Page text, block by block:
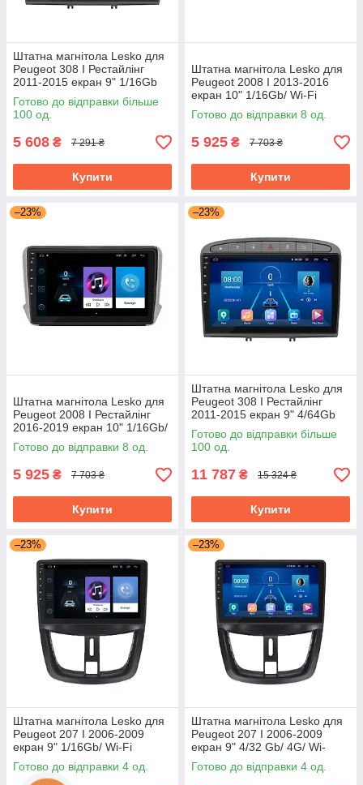
Штатна магнітола Lesko для
Peugeot 308 I Рестайлінг
2011-2015 екран 9" 1/16Gb
Grey/Wi-Fi Optima GPS
Android
Готово до відправки більше
100 од.
5 608 ₴ 7 291 ₴
Купити
Штатна магнітола Lesko для
Peugeot 2008 I 2013-2016
екран 10" 1/16Gb/ Wi-Fi
Optima GPS Android Пожо
Готово до відправки 8 од.
5 925 ₴ 7 703 ₴
Купити
–23%
Штатна магнітола Lesko для
Peugeot 2008 I Рестайлінг
2016-2019 екран 10" 1/16Gb/
Wi-Fi Optima GPS Android
Готово до відправки 8 од.
5 925 ₴ 7 703 ₴
Купити
–23%
Штатна магнітола Lesko для
Peugeot 308 I Рестайлінг
2011-2015 екран 9" 4/64Gb
Grey/4G/ Wi-Fi/CarPlay Top
GPS
Готово до відправки більше
100 од.
11 787 ₴ 15 324 ₴
Купити
–23%
Штатна магнітола Lesko для
Peugeot 207 I 2006-2009
екран 9" 1/16Gb/ Wi-Fi
Optima GPS Android Пожо
Готово до відправки 4 од.
–23%
Штатна магнітола Lesko для
Peugeot 207 I 2006-2009
екран 9" 4/32 Gb/ 4G/ Wi-
Fi/CarPlay Top GPS Android
Готово до відправки 4 од.